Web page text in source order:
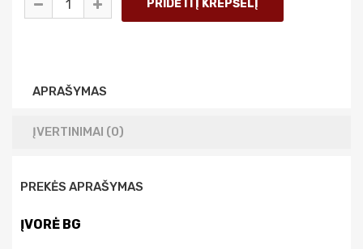
APRAŠYMAS
ĮVERTINIMAI (0)
PREKĖS APRAŠYMAS
ĮVORĖ BG